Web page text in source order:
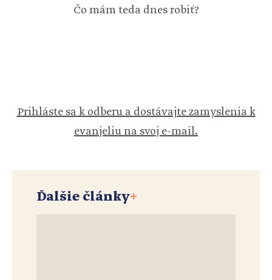
Čo mám teda dnes robiť?
Prihláste sa k odberu a dostávajte zamyslenia k
evanjeliu na svoj e-mail.
Ďalšie články+